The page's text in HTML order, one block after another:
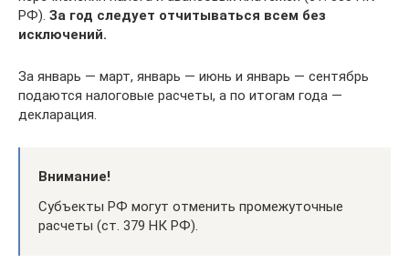
РФ). За год следует отчитываться всем без
исключений.
За январь — март, январь — июнь и январь — сентябрь
подаются налоговые расчеты, а по итогам года —
декларация.
Внимание!
Субъекты РФ могут отменить промежуточные
расчеты (ст. 379 НК РФ).